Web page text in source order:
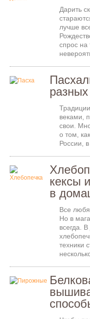
Дарить
лучше
спрос на
веками,
свои.
о том,
России, в
кексы
в
Все
Но в
всегда.
техники